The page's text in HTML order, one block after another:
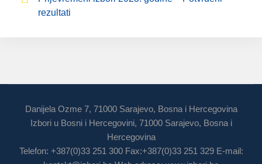
rezultati
Danijela Ozme 7, 71000 Sarajevo, Bosna i Hercegovina
Izbori u Bosni i Hercegovini, 71000 Sarajevo, Bosna i
Hercegovina
Telefon: +387(0)33 251 300 Fax:+387(0)33 251 329 E-mail: